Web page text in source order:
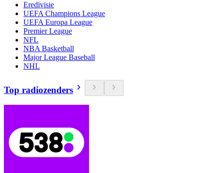
Eredivisie
UEFA Champions League
UEFA Europa League
Premier League
NFL
NBA Basketball
Major League Baseball
NHL
Top radiozenders